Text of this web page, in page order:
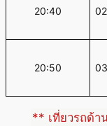
20:40
20:50
** เที่ยวรถด้า